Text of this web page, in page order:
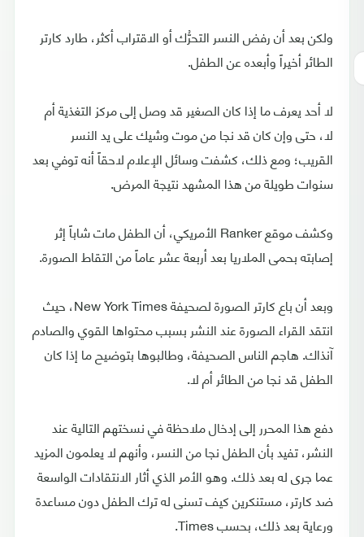
ولكن بعد أن رفض النسر التحرُّك أو الاقتراب أكثر، طارد كارتر
الطائر أخيراً وأبعده عن الطفل.
لا أحد يعرف ما إذا كان الصغير قد وصل إلى مركز التغذية أم
لا، حتى وإن كان قد نجا من موت وشيك على يد النسر
القريب؛ ومع ذلك، كشفت وسائل الإعلام لاحقاً أنه توفي بعد
سنوات طويلة من هذا المشهد نتيجة المرض.
وكشف موقع Ranker الأمريكي، أن الطفل مات شاباً إثر
إصابته بحمى الملاريا بعد أربعة عشر عاماً من التقاط الصورة.
وبعد أن باع كارتر الصورة لصحيفة New York Times، حيث
انتقد القراء الصورة عند النشر بسبب محتواها القوي والصادم
آنذاك. هاجم الناس الصحيفة، وطالبوها بتوضيح ما إذا كان
الطفل قد نجا من الطائر أم لا.
دفع هذا المحرر إلى إدخال ملاحظة في نسختهم التالية عند
النشر، تفيد بأن الطفل نجا من النسر، وأنهم لا يعلمون المزيد
عما جرى له بعد ذلك. وهو الأمر الذي أثار الانتقادات الواسعة
ضد كارتر، مستنكرين كيف تسنى له ترك الطفل دون مساعدة
ورعاية بعد ذلك، بحسب Times.